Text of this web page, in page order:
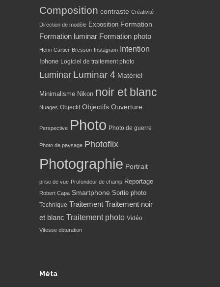
Composition contraste Créativité
Direction de modèle Exposition Formation
Formation luminar Formation photo
Henri Cartier-Bresson Instagram Intention
Iphone Logiciel de traitement photo
Luminar Luminar 4 Matériel
Minimalisme Nikon noir et blanc
Nuages Objectif Objectifs Ouverture
Perspective Photo Photo de guerre
Photo de paysage Photoflix
Photographie Portrait
prise de vue Profondeur de champ Reportage
Robert Capa Smartphone Sortie photo
Technique Traitement Traitement noir
et blanc Traitement photo Vidéo
Vitesse obturation
Méta